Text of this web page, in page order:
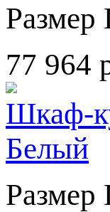
77 964
Шкаф-
Белый